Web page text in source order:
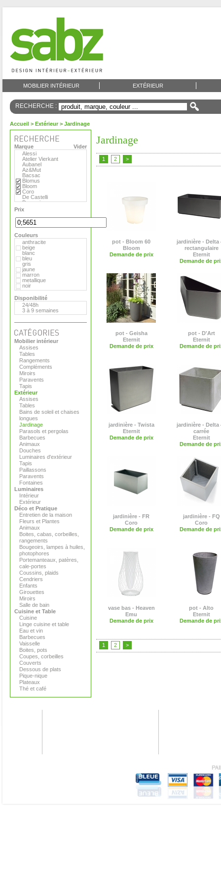
MOBILIER INTÉRIEUR EXTÉRIEUR
RECHERCHE :
Accueil > Extérieur > Jardinage
Vider
Marque
Alessi
Atelier Vierkant
Aubanel
Az&Mut
Bacsac
Blomus
Bloom
Coro
De Castelli
Domani
Emu
Eternit
Eva Solo
Extremis
Flora
Gandia Blasco
Matière Grise
Plume de carotte
Royal VKB
Serralunga
Teracrea
Tradewinds
Viteo
Prix
Couleurs
anthracite
beige
blanc
bleu
gris
jaune
marron
metallique
noir
rouge
vert
violet
Disponibilité
24/48h
3 à 9 semaines
Mobilier intérieur
Assises
Tables
Rangements
Compléments
Miroirs
Paravents
Tapis
Extérieur
Assises
Tables
Bains de soleil et chaises
longues
Jardinage
Parasols et pergolas
Barbecues
Animaux
Douches
Luminaires d'extérieur
Tapis
Paillassons
Paravents
Fontaines
Luminaires
Intérieur
Extérieur
Déco et Pratique
Entretien de la maison
Fleurs et Plantes
Animaux
Boites, cabas, corbeilles,
rangements
Bougeoirs, lampes à huiles,
photophores
Portemanteaux, patères,
cale-portes
Coussins, plaids
Cendriers
Enfants
Girouettes
Miroirs
Salle de bain
Cuisine et Table
Cuisine
Linge cuisine et table
Eau et vin
Barbecues
Vaisselle
Boites, pots
Coupes, corbeilles
Couverts
Dessous de plats
Pique-nique
Plateaux
Thé et café
Jardinage
1 2 >
pot - Bloom 60
Bloom
Demande de prix
jardinière - Delta
rectangulaire
Eternit
Demande de
pot - Geisha
Eternit
Demande de prix
pot - D'Art
Eternit
Demande de
jardinière - Twista
Eternit
Demande de prix
jardinière - Delta
carrée
Eternit
Demande de
jardinière - FR
Coro
Demande de prix
jardinière - FQ
Coro
Demande de
vase bas - Heaven
Emu
Demande de prix
pot - Alto
Eternit
Demande de
1 2 >